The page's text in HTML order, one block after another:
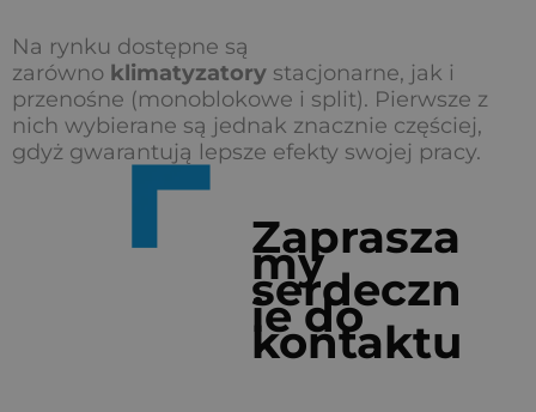
Na rynku dostępne są
zarówno klimatyzatory stacjonarne, jak i
przenośne (monoblokowe i split). Pierwsze z
nich wybierane są jednak znacznie częściej,
gdyż gwarantują lepsze efekty swojej pracy.
Zaprasza
my
serdeczn
ie do
kontaktu